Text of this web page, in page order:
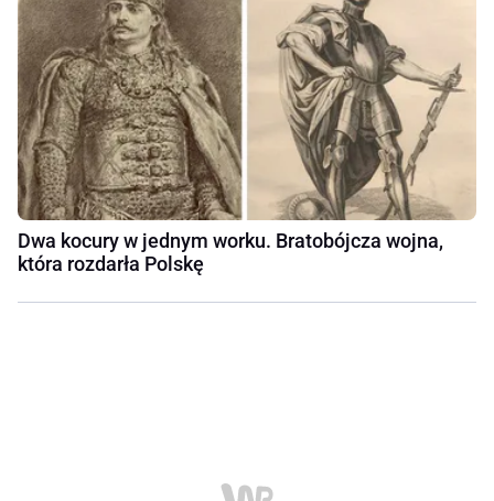
Dwa kocury w jednym worku. Bratobójcza wojna,
która rozdarła Polskę